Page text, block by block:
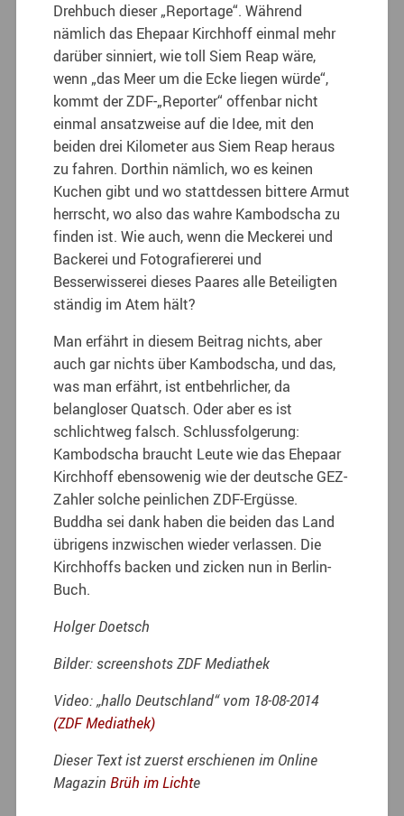
Drehbuch dieser „Reportage“. Während
nämlich das Ehepaar Kirchhoff einmal mehr
darüber sinniert, wie toll Siem Reap wäre,
wenn „das Meer um die Ecke liegen würde“,
kommt der ZDF-„Reporter“ offenbar nicht
einmal ansatzweise auf die Idee, mit den
beiden drei Kilometer aus Siem Reap heraus
zu fahren. Dorthin nämlich, wo es keinen
Kuchen gibt und wo stattdessen bittere Armut
herrscht, wo also das wahre Kambodscha zu
finden ist. Wie auch, wenn die Meckerei und
Backerei und Fotografiererei und
Besserwisserei dieses Paares alle Beteiligten
ständig im Atem hält?
Man erfährt in diesem Beitrag nichts, aber
auch gar nichts über Kambodscha, und das,
was man erfährt, ist entbehrlicher, da
belangloser Quatsch. Oder aber es ist
schlichtweg falsch. Schlussfolgerung:
Kambodscha braucht Leute wie das Ehepaar
Kirchhoff ebensowenig wie der deutsche GEZ-
Zahler solche peinlichen ZDF-Ergüsse.
Buddha sei dank haben die beiden das Land
übrigens inzwischen wieder verlassen. Die
Kirchhoffs backen und zicken nun in Berlin-
Buch.
Holger Doetsch
Bilder: screenshots ZDF Mediathek
Video: „hallo Deutschland“ vom 18-08-2014
(ZDF Mediathek)
Dieser Text ist zuerst erschienen im Online
MagazinBrüh im Lichte